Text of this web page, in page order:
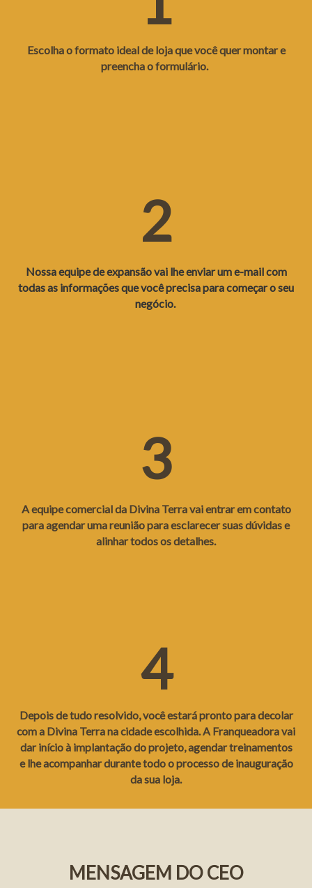
Escolha o formato ideal de loja que você quer montar e
preencha o formulário.
2
Nossa equipe de expansão vai lhe enviar um e-mail com
todas as informações que você precisa para começar o seu
negócio.
3
A equipe comercial da Divina Terra vai entrar em contato
para agendar uma reunião para esclarecer suas dúvidas e
alinhar todos os detalhes.
4
Depois de tudo resolvido, você estará pronto para decolar
com a Divina Terra na cidade escolhida. A Franqueadora vai
dar início à implantação do projeto, agendar treinamentos
e lhe acompanhar durante todo o processo de inauguração
da sua loja.
MENSAGEM DO CEO